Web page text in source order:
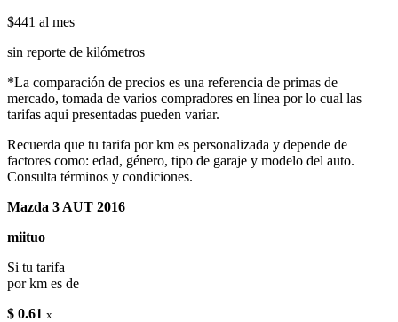
$441 al mes
sin reporte de kilómetros
*La comparación de precios es una referencia de primas de
mercado, tomada de varios compradores en línea por lo cual las
tarifas aqui presentadas pueden variar.
Recuerda que tu tarifa por km es personalizada y depende de
factores como: edad, género, tipo de garaje y modelo del auto.
Consulta términos y condiciones.
Mazda 3 AUT 2016
miituo
Si tu tarifa
por km es de
$ 0.61 x